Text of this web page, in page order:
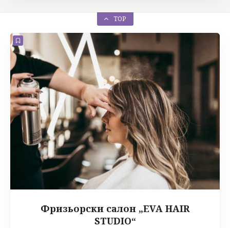
TOP
Фризьорски салон „EVA HAIR
STUDIO“